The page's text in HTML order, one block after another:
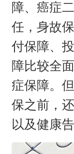
障、癌症
任，身故
付保障、
障比较全
症保障。
保之前，
以及健康告